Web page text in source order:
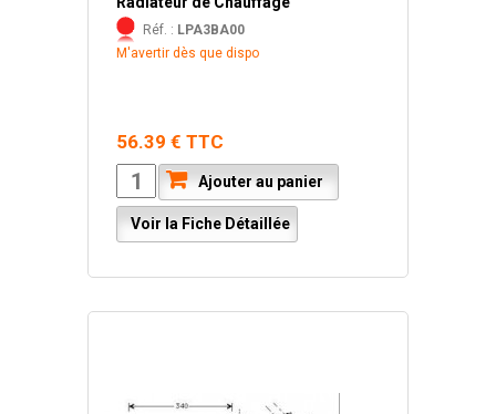
Réf. : LPA3BA00
M'avertir dès que dispo
56.39 € TTC
Ajouter au panier
Voir la Fiche Détaillée